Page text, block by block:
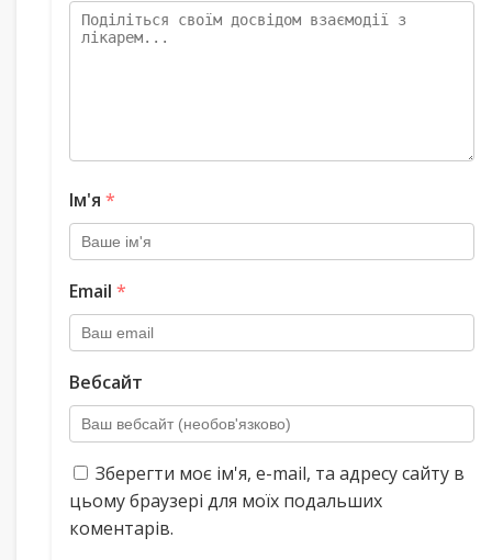
Ім'я *
Email *
Вебсайт
Зберегти моє ім'я, e-mail, та адресу сайту в
цьому браузері для моїх подальших
коментарів.